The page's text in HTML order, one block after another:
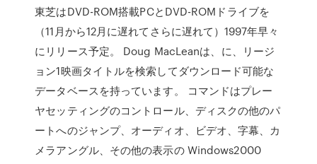
東芝はDVD-ROM搭載PCとDVD-ROMドライブを
（11月から12月に遅れてさらに遅れて）1997年早々
にリリース予定。 Doug MacLeanは、 に、リージ
ョン1映画タイトルを検索してダウンロード可能な
データベースを持っています。 コマンドはプレー
ヤセッティングのコントロール、ディスクの他のパ
ートへのジャンプ、オーディオ、ビデオ、字幕、カ
メラアングル、その他の表示の Windows2000